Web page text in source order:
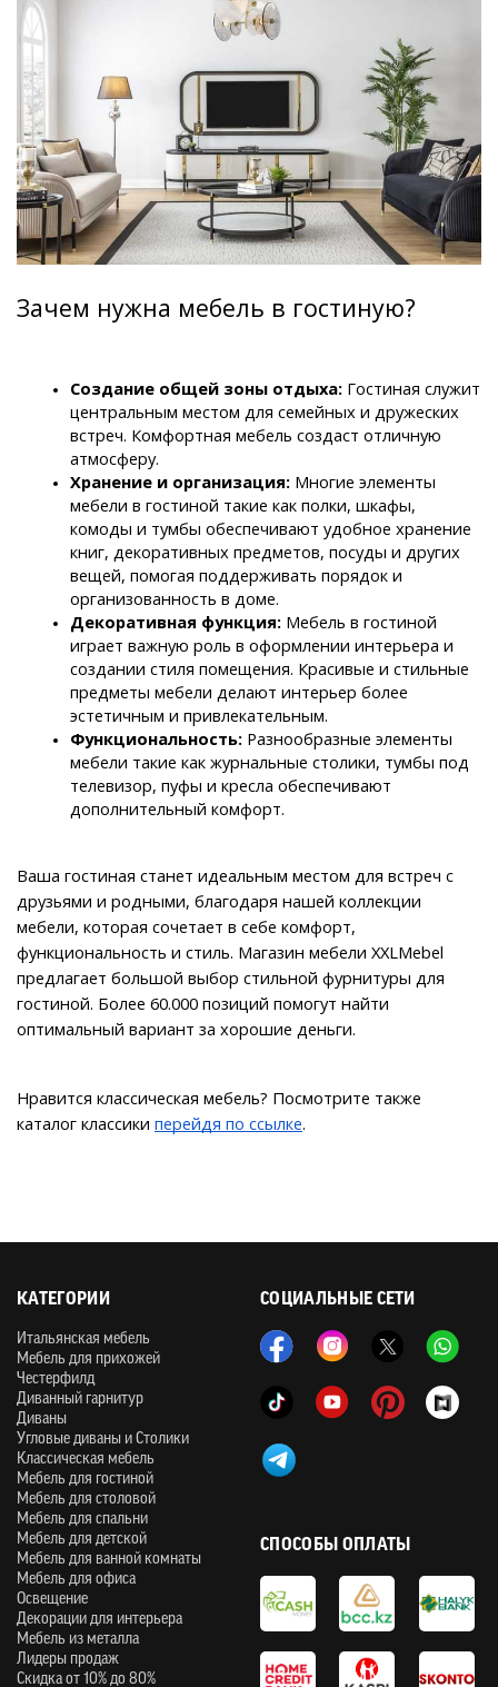
Зачем нужна мебель в гостиную?
Создание общей зоны отдыха: Гостиная служит
центральным местом для семейных и дружеских
встреч. Комфортная мебель создаст отличную
атмосферу.
Хранение и организация: Многие элементы
мебели в гостиной такие как полки, шкафы,
комоды и тумбы обеспечивают удобное хранение
книг, декоративных предметов, посуды и других
вещей, помогая поддерживать порядок и
организованность в доме.
Декоративная функция: Мебель в гостиной
играет важную роль в оформлении интерьера и
создании стиля помещения. Красивые и стильные
предметы мебели делают интерьер более
эстетичным и привлекательным.
Функциональность: Разнообразные элементы
мебели такие как журнальные столики, тумбы под
телевизор, пуфы и кресла обеспечивают
дополнительный комфорт.
Ваша гостиная станет идеальным местом для встреч с
друзьями и родными, благодаря нашей коллекции
мебели, которая сочетает в себе комфорт,
функциональность и стиль. Магазин мебели XXLMebel
предлагает большой выбор стильной фурнитуры для
гостиной. Более 60.000 позиций помогут найти
оптимальный вариант за хорошие деньги.
Нравится классическая мебель? Посмотрите также
каталог классики перейдя по ссылке.
СОЦИАЛЬНЫЕ СЕТИ
КАТЕГОРИИ
Итальянская мебель
Мебель для прихожей
Честерфилд
Диванный гарнитур
Диваны
Угловые диваны и Столики
Классическая мебель
Мебель для гостиной
Мебель для столовой
Мебель для спальни
Мебель для детской
Мебель для ванной комнаты
Мебель для офиса
Освещение
Декорации для интерьера
Мебель из металла
Лидеры продаж
Скидка от 10% до 80%
СПОСОБЫ ОПЛАТЫ